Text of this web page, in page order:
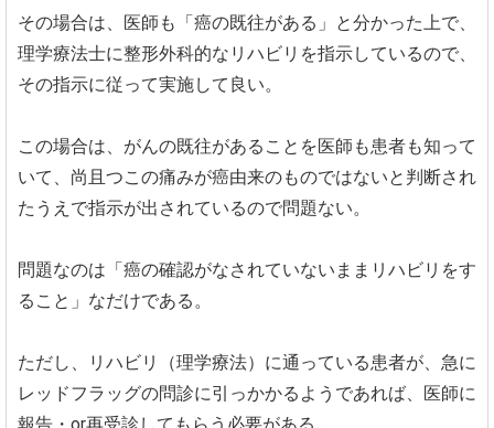
その場合は、医師も「癌の既往がある」と分かった上で、
理学療法士に整形外科的なリハビリを指示しているので、
その指示に従って実施して良い。
この場合は、がんの既往があることを医師も患者も知って
いて、尚且つこの痛みが癌由来のものではないと判断され
たうえで指示が出されているので問題ない。
問題なのは「癌の確認がなされていないままリハビリをす
ること」なだけである。
ただし、リハビリ（理学療法）に通っている患者が、急に
レッドフラッグの問診に引っかかるようであれば、医師に